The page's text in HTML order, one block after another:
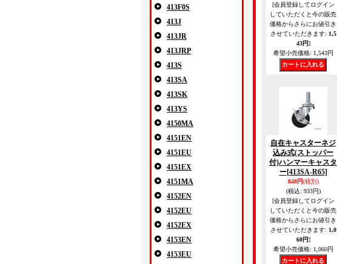
413F0S
413J
413JR
413JRP
413S
413SA
413SK
413YS
4150MA
4151EN
4151EU
4151EX
4151MA
4152EN
4152EU
4152EX
4153EN
4153EU
[会員登録してログイン
していただくと今の販売
価格からさらにお値引き
させていただきます: 1,5
43円]
希望小売価格: 1,543円
自在キャスターネジ
込み式(ストッパー
付)ハンマーキャスタ
ー[413SA-R65]
848円(税別)
(税込: 933円)
[会員登録してログイン
していただくと今の販売
価格からさらにお値引き
させていただきます: 1,0
60円]
希望小売価格: 1,060円